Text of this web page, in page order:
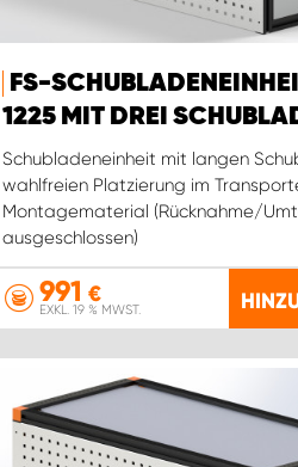
FS-
1225 MIT DREI
Schubladeneinheit mit langen
wahlfreien Platzierung im
Montagematerial (Rücknahme/
ausgeschlossen)
991 €
EXKL. 19 % MWST.